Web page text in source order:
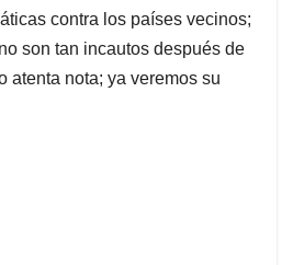
contra los países vecinos;
son tan incautos después de
atenta nota; ya veremos su